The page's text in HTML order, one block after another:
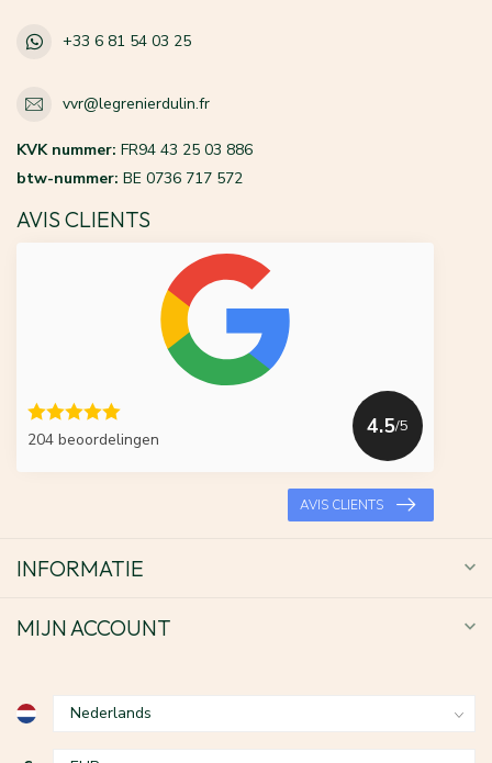
+33 6 81 54 03 25
vvr@legrenierdulin.fr
KVK nummer: FR94 43 25 03 886
btw-nummer: BE 0736 717 572
AVIS CLIENTS
204 beoordelingen
4.5/5
AVIS CLIENTS
INFORMATIE
MIJN ACCOUNT